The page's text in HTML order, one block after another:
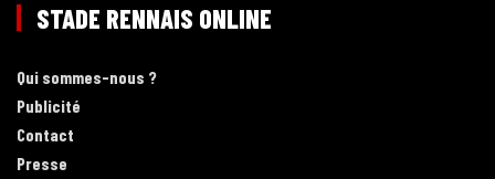
STADE RENNAIS ONLINE
Qui sommes-nous ?
Publicité
Contact
Presse